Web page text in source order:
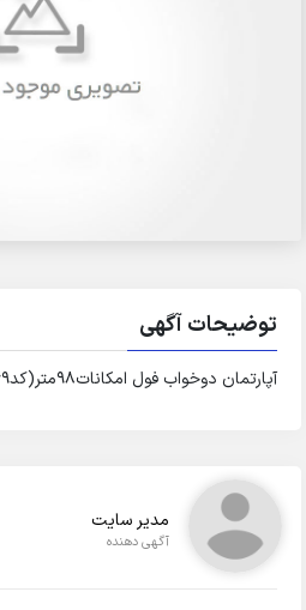
توضیحات آگهی
آپارتمان دوخواب فول امکانات۹۸متر(کد۳۶۹)
مدیر سایت
آگهی دهنده